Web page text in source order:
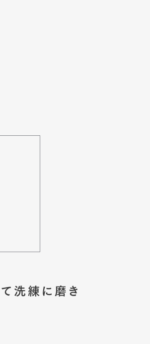
洗練に磨き